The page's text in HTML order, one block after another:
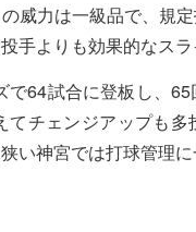
威力は一級品で、規
手よりも効果的なスラ
64試合に登板し、
チェンジアップも
い神宮では打球管理に